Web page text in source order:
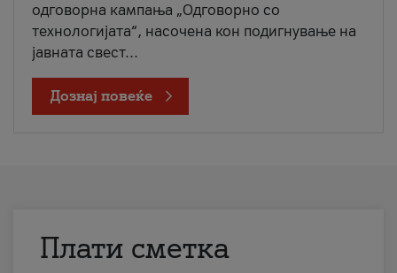
одговорна кампања „Одговорно со
технологијата“, насочена кон подигнување на
јавната свест...
Дознај повеќе
Плати сметка